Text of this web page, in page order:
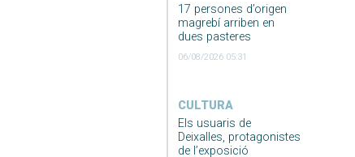
17 persones d’origen
magrebí arriben en
dues pasteres
06/08/2026 05:31
CULTURA
Els usuaris de
Deixalles, protagonistes
de l’exposició